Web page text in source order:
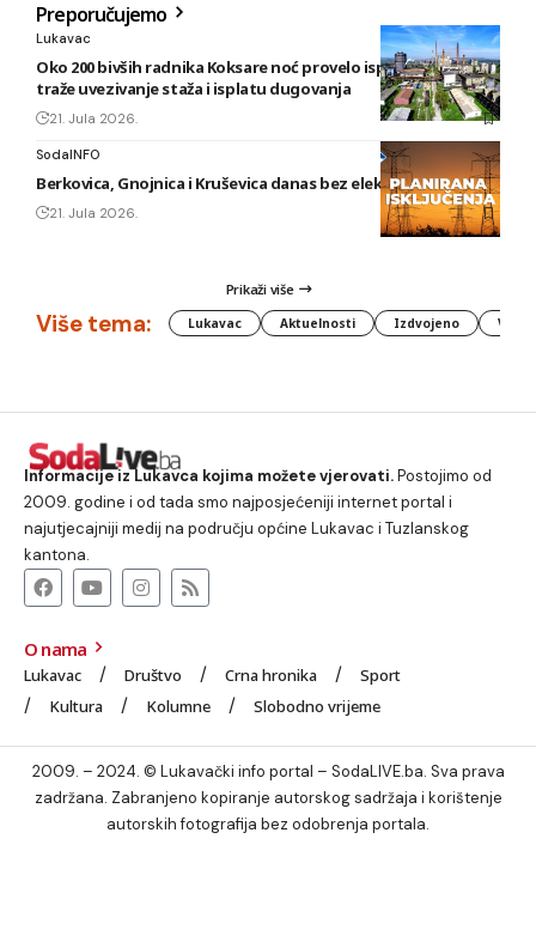
Preporučujemo
Lukavac
Oko 200 bivših radnika Koksare noć provelo ispred fabrike,
traže uvezivanje staža i isplatu dugovanja
21. Jula 2026.
SodaINFO
Berkovica, Gnojnica i Kruševica danas bez električne energije
21. Jula 2026.
Prikaži više
Više tema: Lukavac Aktuelnosti Izdvojeno
Informacije iz Lukavca kojima možete vjerovati.Postojimo od
2009. godine i od tada smo najposjećeniji internet portal i
najutjecajniji medij na području općine Lukavac i Tuzlanskog
kantona.
O nama
Lukavac Društvo Crna hronika
Sport
Kultura
Kolumne Slobodno vrijeme
2009. – 2024. © Lukavački info portal – SodaLIVE.ba. Sva prava
zadržana. Zabranjeno kopiranje autorskog sadržaja i korištenje
autorskih fotografija bez odobrenja portala.